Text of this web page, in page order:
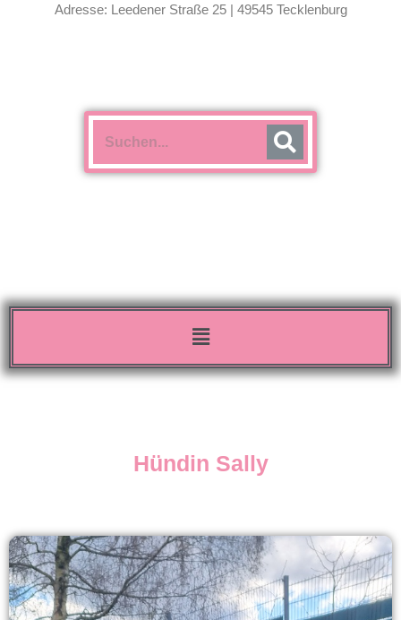
Adresse: Leedener Straße 25 | 49545 Tecklenburg
Menü
Hündin Sally